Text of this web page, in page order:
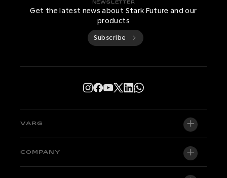
NEWSLETTER
Get the latest news about Stark Future and our
products
Subscribe
VARG
VARG EX
COMPANY